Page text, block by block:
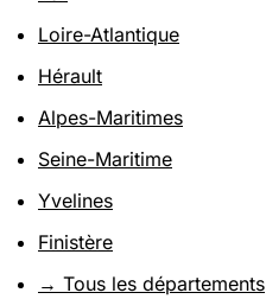
Loire-Atlantique
Hérault
Alpes-Maritimes
Seine-Maritime
Yvelines
Finistère
→ Tous les départements